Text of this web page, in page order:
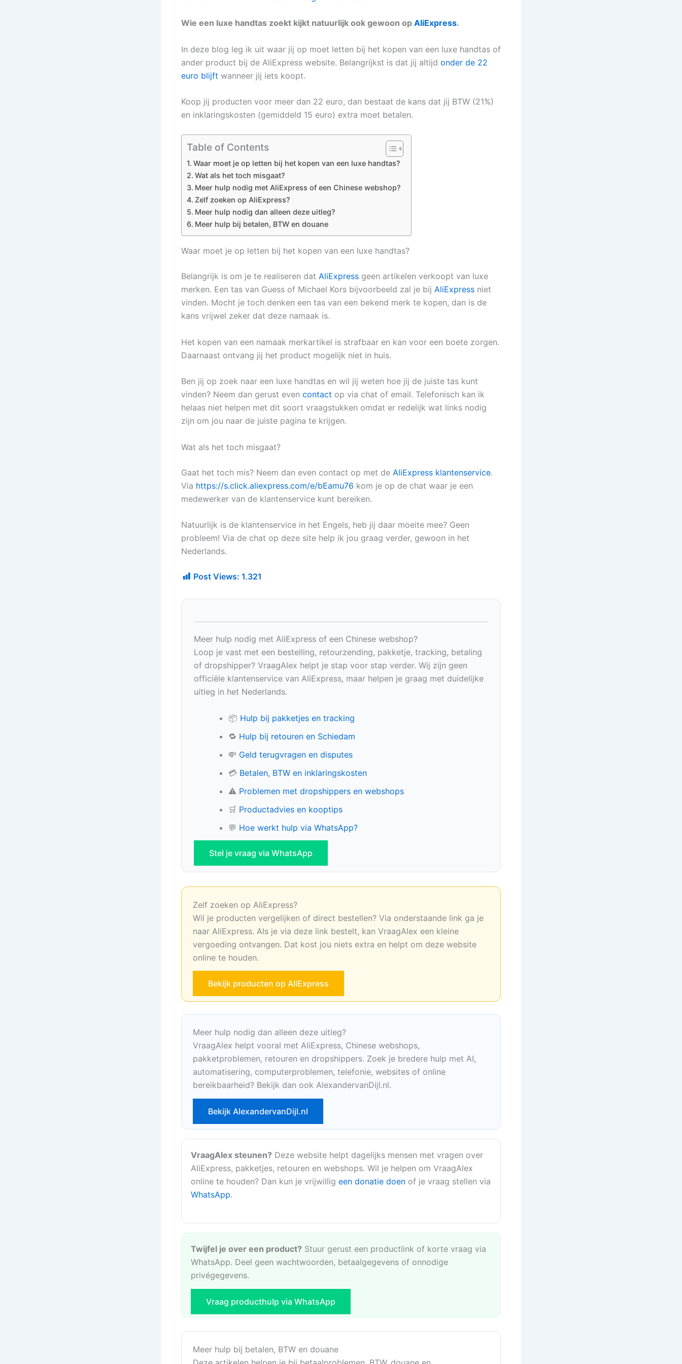
Wie een luxe handtas zoekt kijkt natuurlijk ook gewoon op AliExpress.
In deze blog leg ik uit waar jij op moet letten bij het kopen van een luxe handtas of
ander product bij de AliExpress website. Belangrijkst is dat jij altijd onder de 22
euro blijft wanneer jij iets koopt.
Koop jij producten voor meer dan 22 euro, dan bestaat de kans dat jij BTW (21%)
en inklaringskosten (gemiddeld 15 euro) extra moet betalen.
Table of Contents
Waar moet je op letten bij het kopen van een luxe handtas?
Wat als het toch misgaat?
Meer hulp nodig met AliExpress of een Chinese webshop?
Zelf zoeken op AliExpress?
Meer hulp nodig dan alleen deze uitleg?
Meer hulp bij betalen, BTW en douane
Waar moet je op letten bij het kopen van een luxe handtas?
Belangrijk is om je te realiseren dat AliExpress geen artikelen verkoopt van luxe
merken. Een tas van Guess of Michael Kors bijvoorbeeld zal je bij AliExpress niet
vinden. Mocht je toch denken een tas van een bekend merk te kopen, dan is de
kans vrijwel zeker dat deze namaak is.
Het kopen van een namaak merkartikel is strafbaar en kan voor een boete zorgen.
Daarnaast ontvang jij het product mogelijk niet in huis.
Ben jij op zoek naar een luxe handtas en wil jij weten hoe jij de juiste tas kunt
vinden? Neem dan gerust even contact op via chat of email. Telefonisch kan ik
helaas niet helpen met dit soort vraagstukken omdat er redelijk wat links nodig
zijn om jou naar de juiste pagina te krijgen.
Wat als het toch misgaat?
Gaat het toch mis? Neem dan even contact op met de AliExpress klantenservice.
Via https://s.click.aliexpress.com/e/bEamu76 kom je op de chat waar je een
medewerker van de klantenservice kunt bereiken.
Natuurlijk is de klantenservice in het Engels, heb jij daar moeite mee? Geen
probleem! Via de chat op deze site help ik jou graag verder, gewoon in het
Nederlands.
Post Views: 1.321
Meer hulp nodig met AliExpress of een Chinese webshop?
Loop je vast met een bestelling, retourzending, pakketje, tracking, betaling
of dropshipper? VraagAlex helpt je stap voor stap verder. Wij zijn geen
officiële klantenservice van AliExpress, maar helpen je graag met duidelijke
uitleg in het Nederlands.
📦 Hulp bij pakketjes en tracking
🔁 Hulp bij retouren en Schiedam
💸 Geld terugvragen en disputes
💳 Betalen, BTW en inklaringskosten
⚠️ Problemen met dropshippers en webshops
🛒 Productadvies en kooptips
💬 Hoe werkt hulp via WhatsApp?
Stel je vraag via WhatsApp
Zelf zoeken op AliExpress?
Wil je producten vergelijken of direct bestellen? Via onderstaande link ga je
naar AliExpress. Als je via deze link bestelt, kan VraagAlex een kleine
vergoeding ontvangen. Dat kost jou niets extra en helpt om deze website
online te houden.
Bekijk producten op AliExpress
Meer hulp nodig dan alleen deze uitleg?
VraagAlex helpt vooral met AliExpress, Chinese webshops,
pakketproblemen, retouren en dropshippers. Zoek je bredere hulp met AI,
automatisering, computerproblemen, telefonie, websites of online
bereikbaarheid? Bekijk dan ook AlexandervanDijl.nl.
Bekijk AlexandervanDijl.nl
VraagAlex steunen? Deze website helpt dagelijks mensen met vragen over
AliExpress, pakketjes, retouren en webshops. Wil je helpen om VraagAlex
online te houden? Dan kun je vrijwillig een donatie doen of je vraag stellen via
WhatsApp.
Twijfel je over een product? Stuur gerust een productlink of korte vraag via
WhatsApp. Deel geen wachtwoorden, betaalgegevens of onnodige
privégegevens.
Vraag producthulp via WhatsApp
Meer hulp bij betalen, BTW en douane